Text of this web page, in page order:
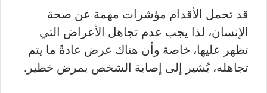
قد تحمل الأقدام مؤشرات مهمة عن صحة
الإنسان، لذا يجب عدم تجاهل الأعراض التي
تظهر عليها، خاصة وأن هناك عرض عادةً ما يتم
تجاهله، يُشير إلى إصابة الشخص بمرض خطير.